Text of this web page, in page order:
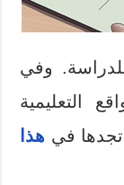
وفي
التعليمية
تجدها في هذا